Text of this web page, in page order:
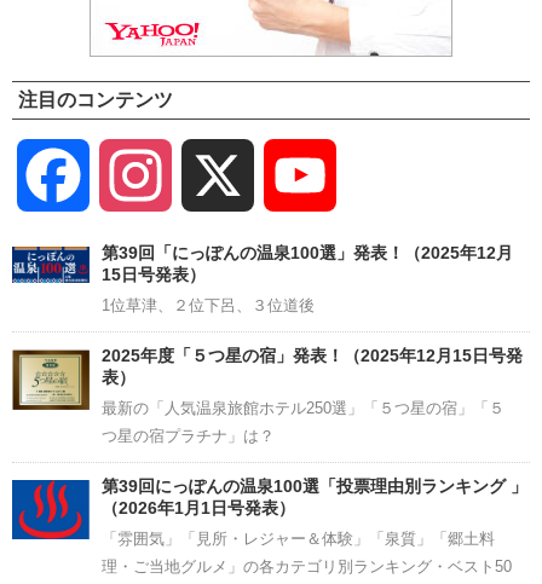
注目のコンテンツ
Facebook Instagram
Channel
第39回「にっぽんの温泉100選」発表！（2025年12月
15日号発表）
1位草津、２位下呂、３位道後
2025年度「５つ星の宿」発表！（2025年12月15日号発
表）
最新の「人気温泉旅館ホテル250選」「５つ星の宿」「５
つ星の宿プラチナ」は？
第39回にっぽんの温泉100選「投票理由別ランキング 」
（2026年1月1日号発表）
「雰囲気」「見所・レジャー＆体験」「泉質」「郷土料
理・ご当地グルメ」の各カテゴリ別ランキング・ベスト50